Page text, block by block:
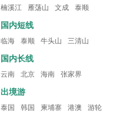
楠溪江 雁荡山 文成 泰顺
国内短线
临海 泰顺 牛头山 三清山
国内长线
云南 北京 海南 张家界
出境游
泰国 韩国 柬埔寨 港澳 游轮